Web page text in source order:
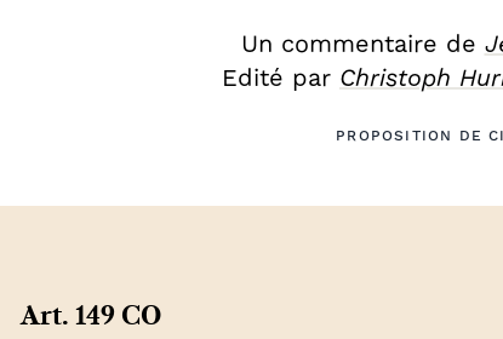
Un commentaire de
Edité par Christoph
PROPOSITION DE
Art. 149 CO